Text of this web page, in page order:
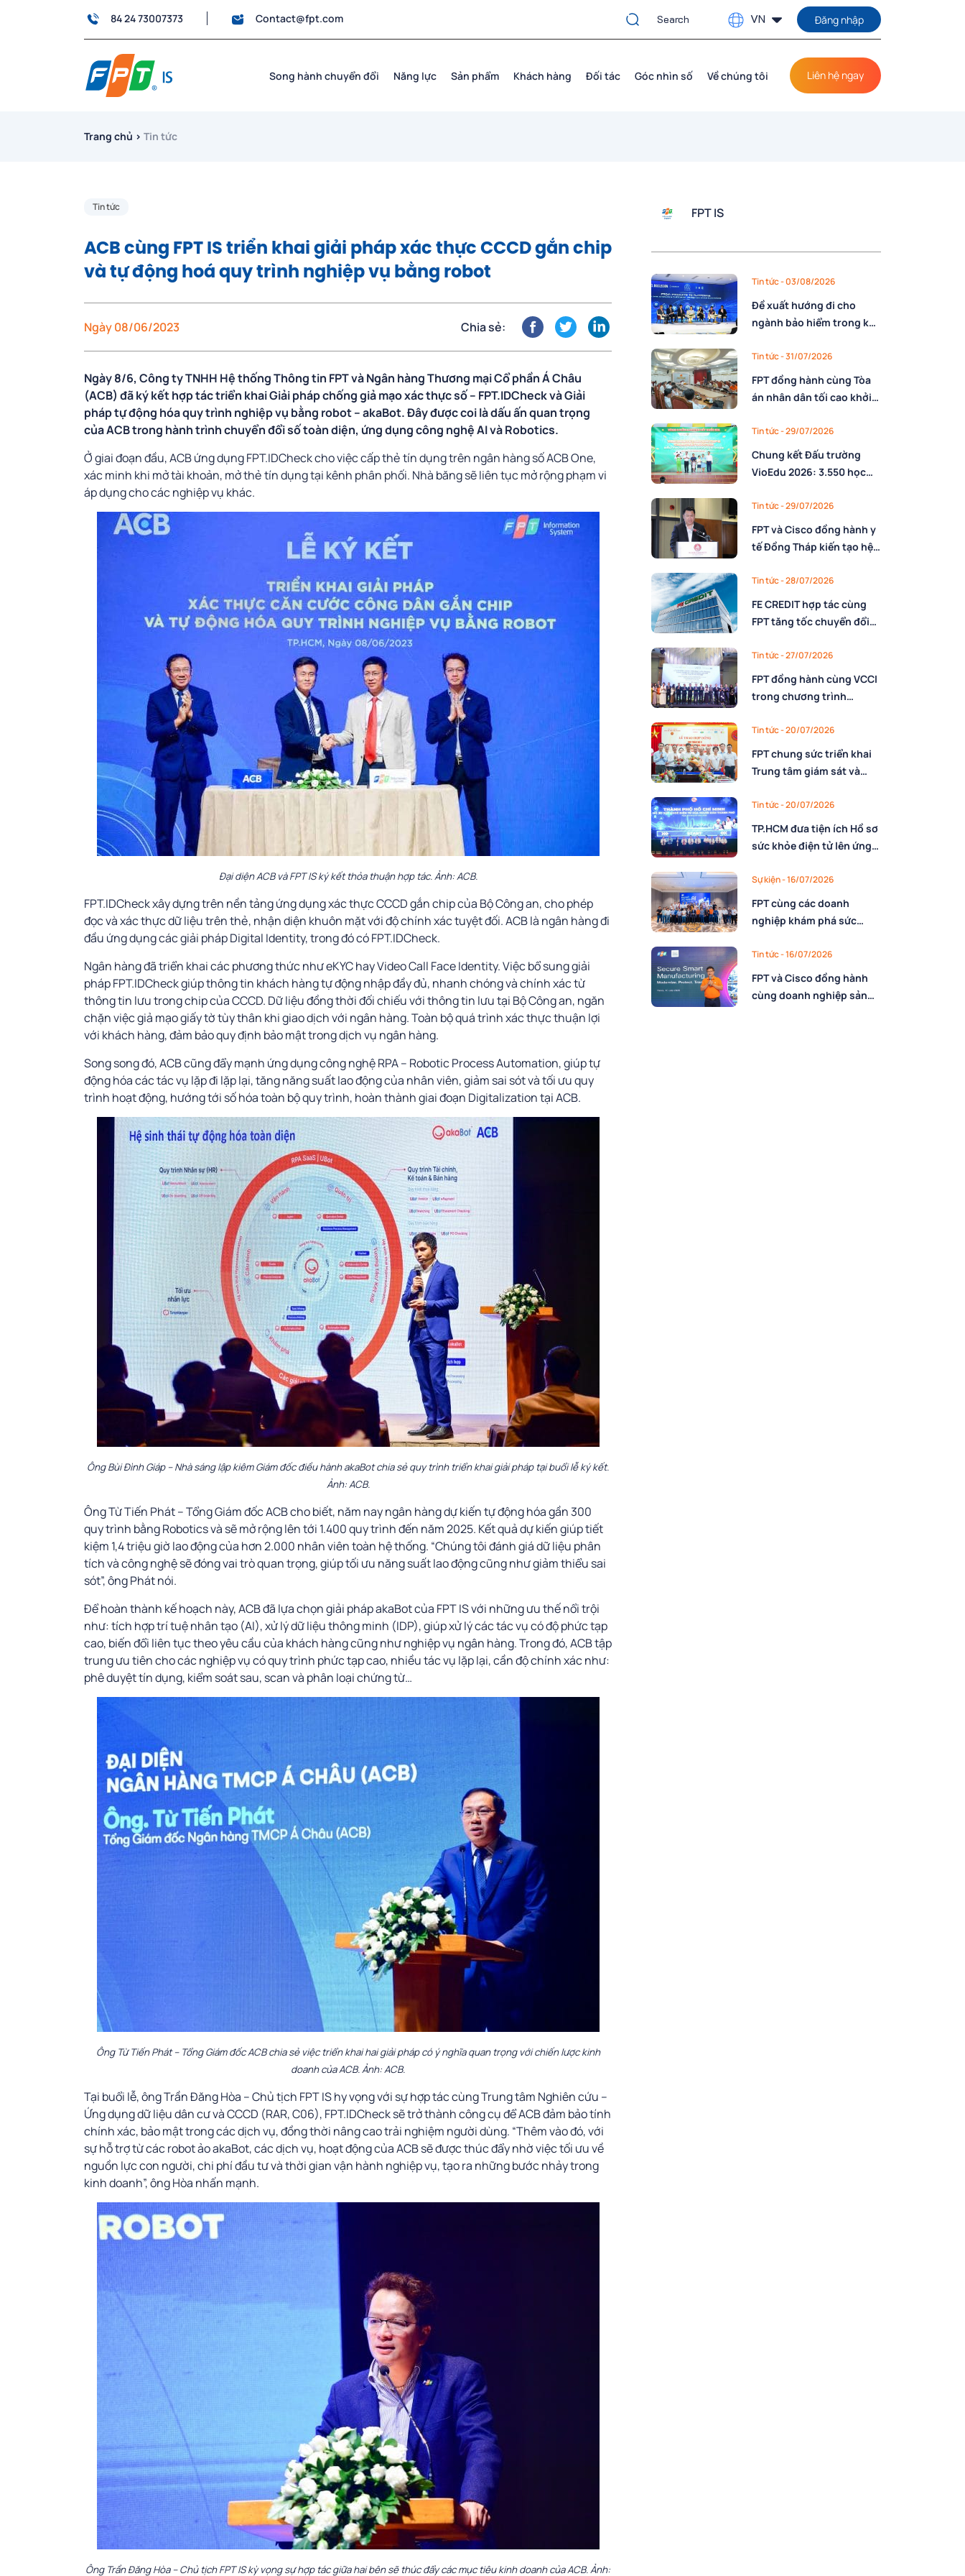
84 24 73007373 Contact@fpt.com VN Đăng nhập
Song hành chuyển đổi Năng lực Sản phẩm Khách hàng Đối tác Góc nhìn số Về chúng tôi Liên hệ ngay
Trang chủ › Tin tức
Tin tức
ACB cùng FPT IS triển khai giải pháp xác thực CCCD gắn chip
và tự động hoá quy trình nghiệp vụ bằng robot
Ngày 08/06/2023 Chia sẻ:
Ngày 8/6, Công ty TNHH Hệ thống Thông tin FPT và Ngân hàng Thương mại Cổ phần Á Châu
(ACB) đã ký kết hợp tác triển khai Giải pháp chống giả mạo xác thực số – FPT.IDCheck và Giải
pháp tự động hóa quy trình nghiệp vụ bằng robot – akaBot. Đây được coi là dấu ấn quan trọng
của ACB trong hành trình chuyển đổi số toàn diện, ứng dụng công nghệ AI và Robotics.
Ở giai đoạn đầu, ACB ứng dụng FPT.IDCheck cho việc cấp thẻ tín dụng trên ngân hàng số ACB One,
xác minh khi mở tài khoản, mở thẻ tín dụng tại kênh phân phối. Nhà băng sẽ liên tục mở rộng phạm vi
áp dụng cho các nghiệp vụ khác.
Đại diện ACB và FPT IS ký kết thỏa thuận hợp tác. Ảnh: ACB.
FPT.IDCheck xây dựng trên nền tảng ứng dụng xác thực CCCD gắn chip của Bộ Công an, cho phép
đọc và xác thực dữ liệu trên thẻ, nhận diện khuôn mặt với độ chính xác tuyệt đối. ACB là ngân hàng đi
đầu ứng dụng các giải pháp Digital Identity, trong đó có FPT.IDCheck.
Ngân hàng đã triển khai các phương thức như eKYC hay Video Call Face Identity. Việc bổ sung giải
pháp FPT.IDCheck giúp thông tin khách hàng tự động nhập đầy đủ, nhanh chóng và chính xác từ
thông tin lưu trong chip của CCCD. Dữ liệu đồng thời đối chiếu với thông tin lưu tại Bộ Công an, ngăn
chặn việc giả mạo giấy tờ tùy thân khi giao dịch với ngân hàng. Toàn bộ quá trình xác thực thuận lợi
với khách hàng, đảm bảo quy định bảo mật trong dịch vụ ngân hàng.
Song song đó, ACB cũng đẩy mạnh ứng dụng công nghệ RPA – Robotic Process Automation, giúp tự
động hóa các tác vụ lặp đi lặp lại, tăng năng suất lao động của nhân viên, giảm sai sót và tối ưu quy
trình hoạt động, hướng tới số hóa toàn bộ quy trình, hoàn thành giai đoạn Digitalization tại ACB.
Ông Bùi Đình Giáp – Nhà sáng lập kiêm Giám đốc điều hành akaBot chia sẻ quy trình triển khai giải pháp tại buổi lễ ký kết.
Ảnh: ACB.
Ông Từ Tiến Phát – Tổng Giám đốc ACB cho biết, năm nay ngân hàng dự kiến tự động hóa gần 300
quy trình bằng Robotics và sẽ mở rộng lên tới 1.400 quy trình đến năm 2025. Kết quả dự kiến giúp tiết
kiệm 1,4 triệu giờ lao động của hơn 2.000 nhân viên toàn hệ thống. “Chúng tôi đánh giá dữ liệu phân
tích và công nghệ sẽ đóng vai trò quan trọng, giúp tối ưu năng suất lao động cũng như giảm thiểu sai
sót”, ông Phát nói.
Để hoàn thành kế hoạch này, ACB đã lựa chọn giải pháp akaBot của FPT IS với những ưu thế nổi trội
như: tích hợp trí tuệ nhân tạo (AI), xử lý dữ liệu thông minh (IDP), giúp xử lý các tác vụ có độ phức tạp
cao, biến đổi liên tục theo yêu cầu của khách hàng cũng như nghiệp vụ ngân hàng. Trong đó, ACB tập
trung ưu tiên cho các nghiệp vụ có quy trình phức tạp cao, nhiều tác vụ lặp lại, cần độ chính xác như:
phê duyệt tín dụng, kiểm soát sau, scan và phân loại chứng từ…
Ông Từ Tiến Phát – Tổng Giám đốc ACB chia sẻ việc triển khai hai giải pháp có ý nghĩa quan trọng với chiến lược kinh
doanh của ACB. Ảnh: ACB.
Tại buổi lễ, ông Trần Đăng Hòa – Chủ tịch FPT IS hy vọng với sự hợp tác cùng Trung tâm Nghiên cứu –
Ứng dụng dữ liệu dân cư và CCCD (RAR, C06), FPT.IDCheck sẽ trở thành công cụ để ACB đảm bảo tính
chính xác, bảo mật trong các dịch vụ, đồng thời nâng cao trải nghiệm người dùng. “Thêm vào đó, với
sự hỗ trợ từ các robot ảo akaBot, các dịch vụ, hoạt động của ACB sẽ được thúc đẩy nhờ việc tối ưu về
nguồn lực con người, chi phí đầu tư và thời gian vận hành nghiệp vụ, tạo ra những bước nhảy trong
kinh doanh”, ông Hòa nhấn mạnh.
Ông Trần Đăng Hòa – Chủ tịch FPT IS kỳ vọng sự hợp tác giữa hai bên sẽ thúc đẩy các mục tiêu kinh doanh của ACB. Ảnh:
FPT IS
Tin tức- 03/08/2026
Đề xuất hướng đi cho
ngành bảo hiểm trong kỷ
nghệ và xây dựng lực
lượng lao động AI
Tin tức- 31/07/2026
FPT đồng hành cùng Tòa
án nhân dân tối cao khởi
số quản trị, phân giao
nhiệm vụ và đánh giá cán
bộ
Tin tức- 29/07/2026
Chung kết Đấu trường
VioEdu 2026: 3.550 học
Tin tức- 29/07/2026
FPT và Cisco đồng hành y
tế Đồng Tháp kiến tạo hệ
nền tảng AI
Tin tức- 28/07/2026
FE CREDIT hợp tác cùng
FPT tăng tốc chuyển đổi
nhân lực
Tin tức- 27/07/2026
FPT đồng hành cùng VCCI
trong chương trình
nguyên mới
Tin tức- 20/07/2026
FPT chung sức triển khai
Trung tâm giám sát và
cho Cục Dự trữ Nhà nước,
Bộ Tài chính
Tin tức- 20/07/2026
TP.HCM đưa tiện ích Hồ sơ
sức khỏe điện tử lên ứng
đồng hành triển khai của
FPT
Sự kiện- 16/07/2026
FPT cùng các doanh
nghiệp khám phá sức
lực vận hành
Tin tức- 16/07/2026
FPT và Cisco đồng hành
cùng doanh nghiệp sản